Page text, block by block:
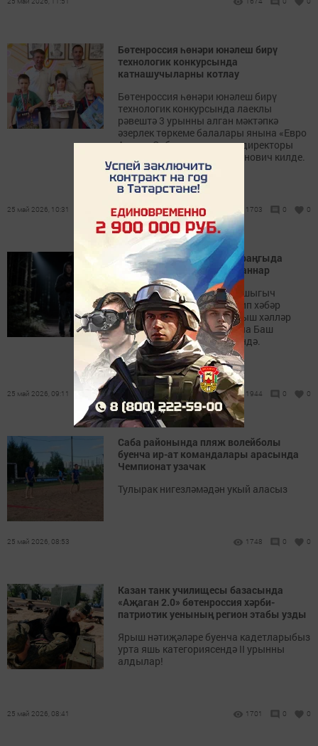
Бөтенроссия һөнәри юнәлеш бирү
технологик конкурсында
катнашучыларны котлау
Бөтенроссия һөнәри юнәлеш бирү
технологик конкурсында лаеклы
рәвештә 3 урынны алган мәктәпкә
әзерлек төркеме балалары янына «Евро
Акцент Саба» компаниясе директоры
Красавин Алексей Валентинович килде.
25 май 2026, 10:31 1703 0 0
Саба районында төнлә караңгыда
адашып калган ирне тапканнар
Ярдәмгә ул 112 номерлы ашыгыч
хезмәтләрне чакырткан, дип хәбәр
иттеләр Россия гадәттән тыш хәлләр
министрлыгының ТР буенча Баш
идарәсе матбугат хезмәтендә.
25 май 2026, 09:11 1944 0 0
Саба районында пляж волейболы
буенча ир-ат командалары арасында
Чемпионат узачак
Тулырак нигезләмәдән укый аласыз
25 май 2026, 08:53 1748 0 0
Казан танк училищесы базасында
«Аҗаган 2.0» бөтенроссия хәрби-
патриотик уенының регион этабы узды
Ярыш нәтиҗәләре буенча кадетларыбыз
урта яшь категориясендә II урынны
алдылар!
25 май 2026, 08:41 1701 0 0